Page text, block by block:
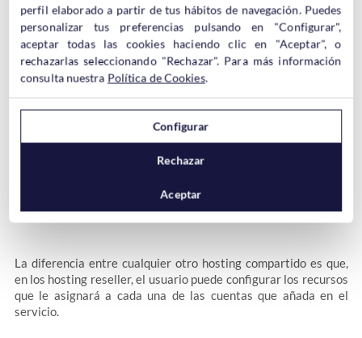
Hosting Reseller o Distribuidores
características nos hacen separadlo.
, diseñadores o cualquier otro profesional que ofrece
a sus clientes un servicio integral, incluido el hosting.
La diferencia entre cualquier otro hosting compartido es que,
en los hosting reseller, el usuario puede configurar los recursos
que le asignará a cada una de las cuentas que añada en el
servicio.
perfil elaborado a partir de tus hábitos de navegación. Puedes
personalizar tus preferencias pulsando en "Configurar",
aceptar todas las cookies haciendo clic en "Aceptar", o
rechazarlas seleccionando "Rechazar". Para más información
consulta nuestra Política de Cookies.
Configurar
Rechazar
Aceptar